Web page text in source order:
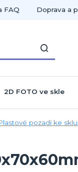
FAQ Doprava a
2D FOTO ve skle
pozadí ke sklu